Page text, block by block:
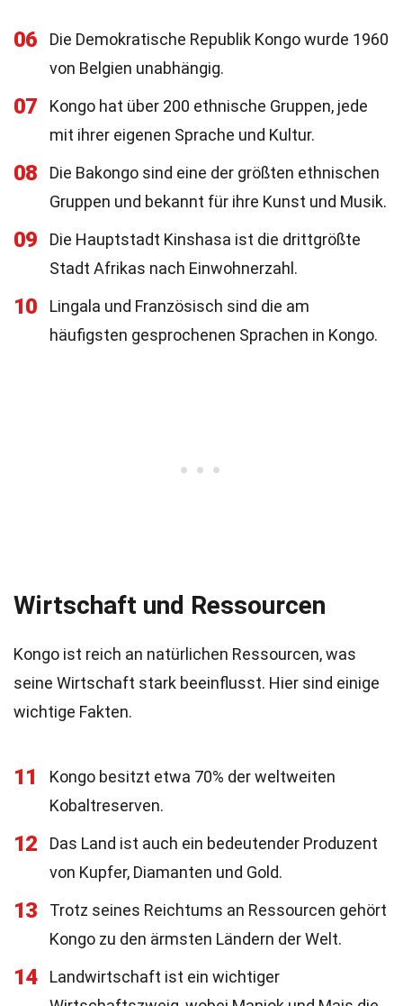
06
Die Demokratische Republik Kongo wurde 1960
von Belgien unabhängig.
07
Kongo hat über 200 ethnische Gruppen, jede
mit ihrer eigenen Sprache und Kultur.
08
Die Bakongo sind eine der größten ethnischen
Gruppen und bekannt für ihre Kunst und Musik.
09
Die Hauptstadt Kinshasa ist die drittgrößte
Stadt Afrikas nach Einwohnerzahl.
10
Lingala und Französisch sind die am
häufigsten gesprochenen Sprachen in Kongo.
Wirtschaft und Ressourcen
Kongo ist reich an natürlichen Ressourcen, was
seine Wirtschaft stark beeinflusst. Hier sind einige
wichtige Fakten.
11
Kongo besitzt etwa 70% der weltweiten
Kobaltreserven.
12
Das Land ist auch ein bedeutender Produzent
von Kupfer, Diamanten und Gold.
13
Trotz seines Reichtums an Ressourcen gehört
Kongo zu den ärmsten Ländern der Welt.
14
Landwirtschaft ist ein wichtiger